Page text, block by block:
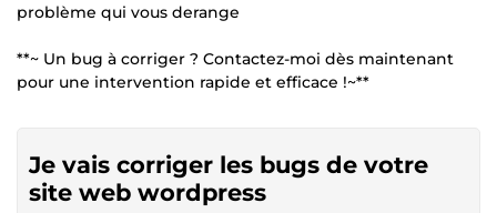
problème qui vous derange
**~ Un bug à corriger ? Contactez-moi dès maintenant
pour une intervention rapide et efficace !~**
Je vais corriger les bugs de votre
site web wordpress